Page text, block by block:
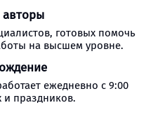
готовых помочь
на высшем уровне.
ежедневно с 9:00
и праздников.